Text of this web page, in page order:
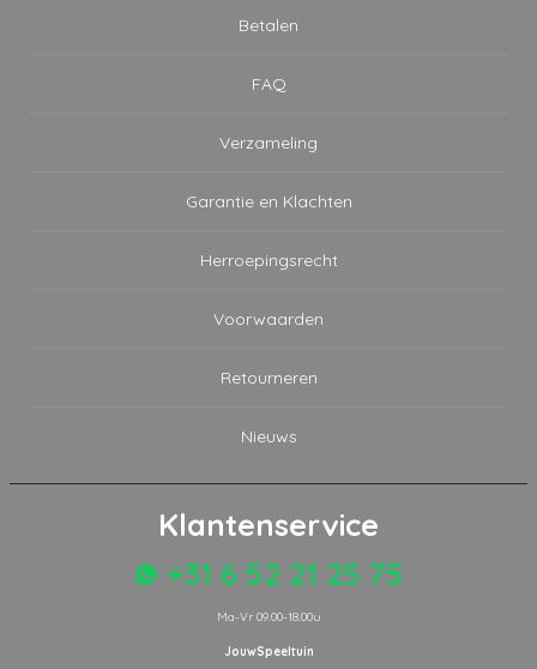
Betalen
FAQ
Verzameling
Garantie en Klachten
Herroepingsrecht
Voorwaarden
Retourneren
Nieuws
Klantenservice
+31 6 52 21 25 75
Ma-Vr 09.00-18.00u
JouwSpeeltuin